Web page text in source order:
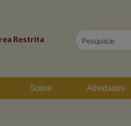
Restrita
Sobre Atividades